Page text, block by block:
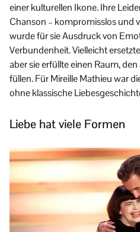
einer kulturellen Ikone. Ihre
Chanson – kompromisslos und
wurde für sie Ausdruck von
Verbundenheit. Vielleicht
aber sie erfüllte einen Raum,
füllen. Für Mireille Mathieu war
ohne klassische
Liebe hat viele Formen